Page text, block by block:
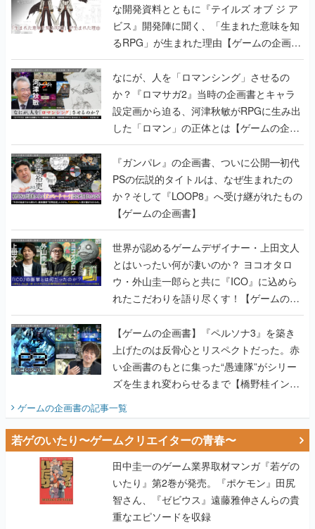
な開発資料とともに『テイルズ オブ ジ ア
ビス』開発陣に聞く、「生まれた意味を知
るRPG」が生まれた理由【ゲームの企画
書】
なにが、人を「ロマンシング」させるの
か？『ロマサガ2』当時の企画書とキャラ
設定画から迫る、河津秋敏がRPGに生み出
した「ロマン」の正体とは【ゲームの企画
書】
『ガンパレ』の企画書、ついに公開━初代
PSの伝説的タイトルは、なぜ生まれたの
か？そして『LOOP8』へ受け継がれたもの
【ゲームの企画書】
世界が認めるゲームデザイナー・上田文人
とはいったい何が凄いのか？ ヨコオタロ
ウ・外山圭一郎らと共に『ICO』に込めら
れたこだわりを語り尽くす！【ゲームの企
画書】
【ゲームの企画書】『ペルソナ3』を築き
上げたのは反骨心とリスペクトだった。赤
い企画書のもとに集った“愚連隊”がシリー
ズを生まれ変わらせるまで【橋野桂インタ
ビュー】
ゲームの企画書の記事一覧
若ゲのいたり〜ゲームクリエイターの青春〜
田中圭一のゲーム業界取材マンガ『若ゲの
いたり』第2巻が発売。『ポケモン』田尻
智さん、『ゼビウス』遠藤雅伸さんらの貴
重なエピソードを収録